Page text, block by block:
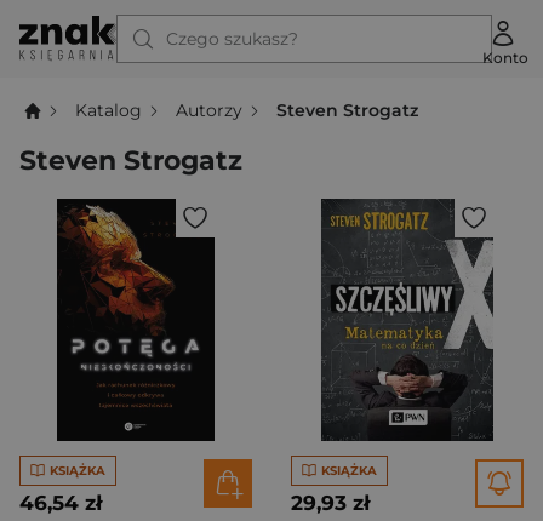
Czego szukasz?
Konto
Katalog Autorzy Steven Strogatz
Steven Strogatz
KSIĄŻKA
46,54 zł
KSIĄŻKA
29,93 zł